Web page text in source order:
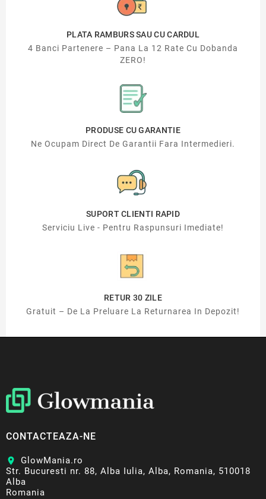
PLATA RAMBURS SAU CU CARDUL
4 Banci Partenere – Pana La 12 Rate Cu Dobanda
ZERO!
PRODUSE CU GARANTIE
Ne Ocupam Direct De Garantii Fara Intermedieri.
SUPORT CLIENTI RAPID
Serviciu Live - Pentru Raspunsuri Imediate!
RETUR 30 ZILE
Gratuit – De La Preluare La Returnarea In Depozit!
CONTACTEAZA-NE
location_on
GlowMania.ro
Str. Bucuresti nr. 88, Alba Iulia, Alba, Romania, 510018
Alba
Romania